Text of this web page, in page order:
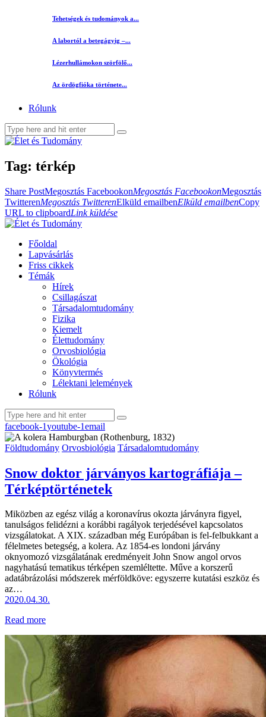
Tehetségek és tudományok a...
A labortól a betegágyig –...
Lézerhullámokon szörfölő...
Az ördögfióka története...
Rólunk
Tag: térkép
Share PostMegosztás FacebookonMegosztás FacebookonMegosztás
TwitterenMegosztás TwitterenElküld emailbenElküld emailbenCopy
URL to clipboardLink küldése
Főoldal
Lapvásárlás
Friss cikkek
Témák
Hírek
Csillagászat
Társadalomtudomány
Fizika
Kiemelt
Élettudomány
Orvosbiológia
Ökológia
Könyvtermés
Lélektani lelemények
Rólunk
facebook-1youtube-1email
Földtudomány Orvosbiológia Társadalomtudomány
Snow doktor járványos kartográfiája –
Térképtörténetek
Miközben az egész világ a koronavírus okozta járványra figyel,
tanulságos felidézni a korábbi ragályok terjedésével kapcsolatos
vizsgálatokat. A XIX. században még Európában is fel-felbukkant a
félelmetes betegség, a kolera. Az 1854-es londoni járvány
oknyomozó vizsgálatának eredményeit John Snow angol orvos
nagyhatású tematikus térképen szemléltette. Műve a korszerű
adatábrázolási módszerek mérföldköve: egyszerre kutatási eszköz és
az…
2020.04.30.
Read more